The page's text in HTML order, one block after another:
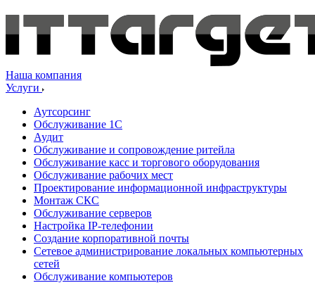
Наша компания
Услуги
Аутсорсинг
Обслуживание 1С
Аудит
Обслуживание и сопровождение ритейла
Обслуживание касс и торгового оборудования
Обслуживание рабочих мест
Проектирование информационной инфраструктуры
Монтаж СКС
Обслуживание серверов
Настройка IP-телефонии
Создание корпоративной почты
Сетевое администрирование локальных компьютерных
сетей
Обслуживание компьютеров